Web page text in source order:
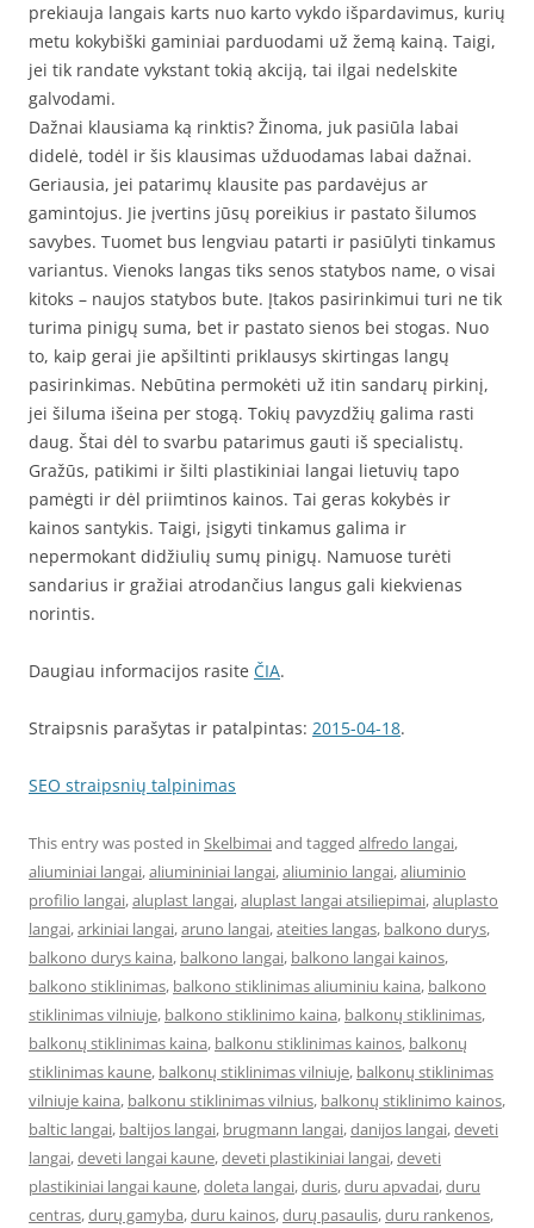
prekiauja langais karts nuo karto vykdo išpardavimus, kurių
metu kokybiški gaminiai parduodami už žemą kainą. Taigi,
jei tik randate vykstant tokią akciją, tai ilgai nedelskite
galvodami.
Dažnai klausiama ką rinktis? Žinoma, juk pasiūla labai
didelė, todėl ir šis klausimas užduodamas labai dažnai.
Geriausia, jei patarimų klausite pas pardavėjus ar
gamintojus. Jie įvertins jūsų poreikius ir pastato šilumos
savybes. Tuomet bus lengviau patarti ir pasiūlyti tinkamus
variantus. Vienoks langas tiks senos statybos name, o visai
kitoks – naujos statybos bute. Įtakos pasirinkimui turi ne tik
turima pinigų suma, bet ir pastato sienos bei stogas. Nuo
to, kaip gerai jie apšiltinti priklausys skirtingas langų
pasirinkimas. Nebūtina permokėti už itin sandarų pirkinį,
jei šiluma išeina per stogą. Tokių pavyzdžių galima rasti
daug. Štai dėl to svarbu patarimus gauti iš specialistų.
Gražūs, patikimi ir šilti plastikiniai langai lietuvių tapo
pamėgti ir dėl priimtinos kainos. Tai geras kokybės ir
kainos santykis. Taigi, įsigyti tinkamus galima ir
nepermokant didžiulių sumų pinigų. Namuose turėti
sandarius ir gražiai atrodančius langus gali kiekvienas
norintis.
Daugiau informacijos rasite ČIA.
Straipsnis parašytas ir patalpintas: 2015-04-18.
SEO straipsnių talpinimas
This entry was posted in Skelbimaiand tagged alfredo langai,
aliuminiai langai,aliumininiai langai,aliuminio langai,aliuminio
profilio langai,aluplast langai,aluplast langai atsiliepimai,aluplasto
langai,arkiniai langai,aruno langai,ateities langas, balkono durys,
balkono durys kaina, balkono langai, balkono langai kainos,
balkono stiklinimas, balkono stiklinimas aliuminiu kaina, balkono
stiklinimas vilniuje, balkono stiklinimo kaina, balkonų stiklinimas,
balkonų stiklinimas kaina, balkonu stiklinimas kainos, balkonų
stiklinimas kaune, balkonų stiklinimas vilniuje, balkonų stiklinimas
vilniuje kaina, balkonu stiklinimas vilnius, balkonų stiklinimo kainos,
baltic langai, baltijos langai, brugmann langai,danijos langai,deveti
langai,deveti langai kaune,deveti plastikiniai langai,deveti
plastikiniai langai kaune,doleta langai,duris,duru apvadai,duru
centras,durų gamyba,duru kainos,durų pasaulis,duru rankenos,